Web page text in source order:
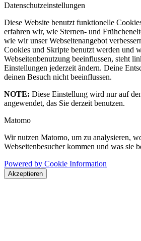
Datenschutzeinstellungen
Diese Website benutzt funktionelle
erfahren wir, wie Sternen- und
wie wir unser Webseitenangebot
Cookies und Skripte benutzt werden und
Webseitenbenutzung beeinflussen, steht
Einstellungen jederzeit ändern. Deine
deinen Besuch nicht beeinflussen.
NOTE: Diese Einstellung wird nur auf
angewendet, das Sie derzeit benutzen.
Matomo
Wir nutzen Matomo, um zu analysieren,
Webseitenbesucher kommen und was sie
Powered by Cookie Information
Akzeptieren